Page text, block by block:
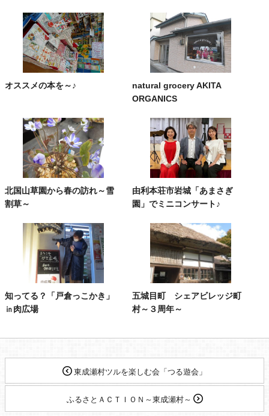
オススメの本を～♪
natural grocery AKITA
ORGANICS
北国山草園から春の訪れ～雪
割草～
由利本荘市岩城「あまさぎ
園」でミニコンサート♪
知ってる？「戸倉っこかき」
㏌肉広場
五城目町 シェアビレッジ町
村～３周年～
東成瀬村ツルを楽しむ会「つる遊会」
ふるさとＡＣＴＩＯＮ～東成瀬村～